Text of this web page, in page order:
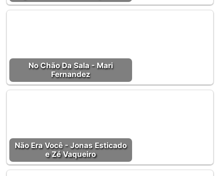
No Chão Da Sala - Mari
Fernandez
Não Era Você - Jonas Esticado
e Zé Vaqueiro